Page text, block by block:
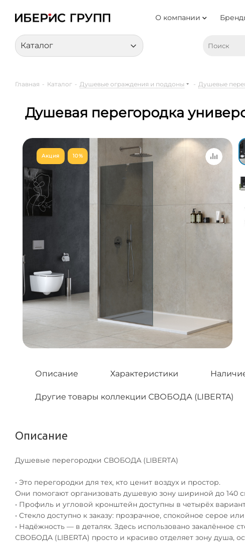
О компании
Каталог
Главная - Каталог - Душевые ограждения и поддоны - Душевые
Душевая перегородка
Акция 10%
Описание Характеристики
Другие товары коллекции СВОБОДА (LIBERTA)
Описание
Душевые перегородки СВОБОДА (LIBERTA)
• Это перегородки для тех, кто ценит воздух и простор.
Они помогают организовать душевую зону шириной до 140
• Профиль и угловой кронштейн доступны в четырёх
• Стекло доступно к заказу: прозрачное, спокойное серое
• Надёжность — в деталях. Здесь использовано закалённое
СВОБОДА (LIBERTA) просто и красиво отделяет зону душа,